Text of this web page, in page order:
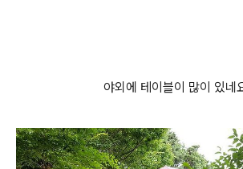
야외에 테이블이 많이 있네